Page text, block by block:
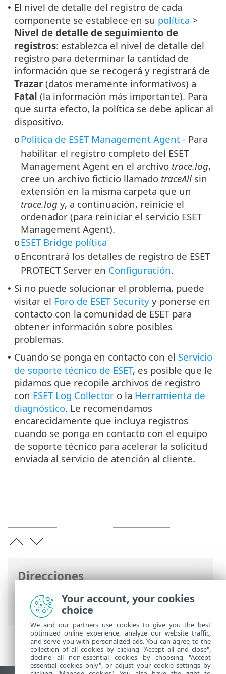
Direcciones
Ayuda en línea de ESET> ESET PROTECT
On-Prem
>Resolución de problemas
• El nivel de detalle del registro de cada
componente se establece en su política >
Nivel de detalle de seguimiento de
registros: establezca el nivel de detalle del
registro para determinar la cantidad de
información que se recogerá y registrará de
Trazar (datos meramente informativos) a
Fatal (la información más importante). Para
que surta efecto, la política se debe aplicar al
dispositivo.
oPolítica de ESET Management Agent - Para
habilitar el registro completo del ESET
Management Agent en el archivo trace.log,
cree un archivo ficticio llamado traceAll sin
extensión en la misma carpeta que un
trace.log y, a continuación, reinicie el
ordenador (para reiniciar el servicio ESET
Management Agent).
oESET Bridge política
oEncontrará los detalles de registro de ESET
PROTECT Server en Configuración.
• Si no puede solucionar el problema, puede
visitar el Foro de ESET Security y ponerse en
contacto con la comunidad de ESET para
obtener información sobre posibles
problemas.
• Cuando se ponga en contacto con el Servicio
de soporte técnico de ESET, es posible que le
pidamos que recopile archivos de registro
con ESET Log Collector o la Herramienta de
diagnóstico. Le recomendamos
encarecidamente que incluya registros
cuando se ponga en contacto con el equipo
de soporte técnico para acelerar la solicitud
enviada al servicio de atención al cliente.
Your account, your cookies
choice
We and our partners use cookies to give you the best
optimized online experience, analyze our website traffic,
and serve you with personalized ads. You can agree to the
collection of all cookies by clicking "Accept all and close",
decline all non-essential cookies by choosing "Accept
essential cookies only", or adjust your cookie settings by